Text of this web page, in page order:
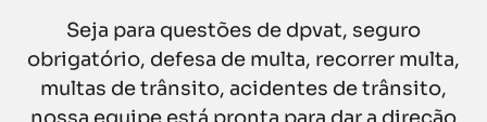
Seja para questões de dpvat, seguro
obrigatório, defesa de multa, recorrer multa,
multas de trânsito, acidentes de trânsito,